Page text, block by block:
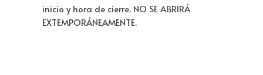
inicio y hora de cierre. NO SE ABRIRÁ
EXTEMPORÁNEAMENTE.